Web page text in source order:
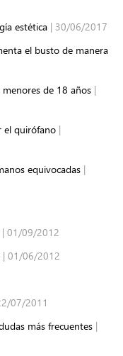
estética | 30/06/2017
el busto de manera
de 18 años |
el quirófano |
equivocadas |
| 01/09/2012
| 01/06/2012
07/2011
más frecuentes |